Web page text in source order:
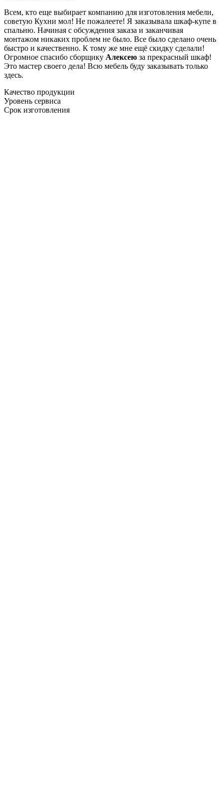
Всем, кто еще выбирает компанию для изготовления мебели,
советую Кухни мол! Не пожалеете! Я заказывала шкаф-купе в
спальню. Начиная с обсуждения заказа и заканчивая
монтажом никаких проблем не было. Все было сделано очень
быстро и качественно. К тому же мне ещё скидку сделали!
Огромное спасибо сборщику Алексею за прекрасный шкаф!
Это мастер своего дела! Всю мебель буду заказывать только
здесь.
Качество продукции
Уровень сервиса
Срок изготовления